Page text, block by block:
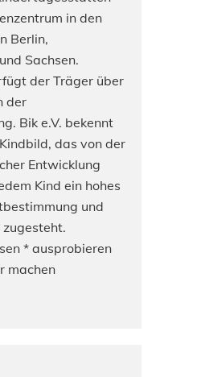
in den
Berlin,
Sachsen.
der Träger über
der
Bik e.V. bekennt
das von der
Entwicklung
Kind ein hohes
und
* ausprobieren
machen